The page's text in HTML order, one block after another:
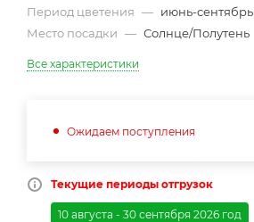
Период цветения — июнь-сентябрь
Место посадки — Солнце/Полутень
Все характеристики
Ожидаем поступления
Текущие периоды отгрузок
10 августа - 30 сентября 2026 год